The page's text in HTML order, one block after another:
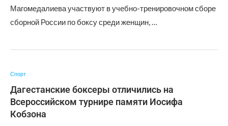
Магомедалиева участвуют в учебно-тренировочном сборе
сборной России по боксу среди женщин, …
Спорт
Дагестанские боксеры отличились на
Всероссийском турнире памяти Иосифа
Кобзона